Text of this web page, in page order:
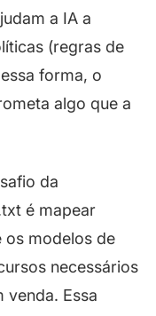
a IA a
(regras de
forma, o
algo que a
da
é mapear
os modelos de
necessários
venda. Essa